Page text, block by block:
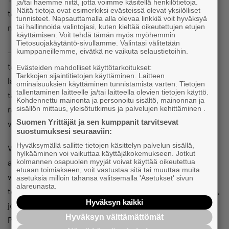
tapauksiin alv-palautusten viivästymisestä ja erilaisista
niihin liittyvistä selvityspyynnöistä.
– Tarkoituksena ei ole pitkittää valvontaa, emmekä halua
tahallaan hankaloittaa yrittäjän elämää. Kyse on
lakisääteisestä arvonlisäverovalvonnasta. Missään
tapauksessa ei ole kyse siitä, että panttaamme yrittäjien
rahoja, ylitarkastaja Ulla Lindstedt Verohallinnon
verotuksen ohjausyksiköstä kertoo.
Verottajan mukaan valvontaa tehdään
arvonlisäveroilmoitusten oikeellisuuden selvittämiseksi ja
veroriskien valvomiseksi. Lindstedtin mukaan yrityksen
tekemä yksittäinen alv-ilmoitus voi valikoitua valvottavaksi,
jolloin Verohallinto lähettää yritykselle selvityspyynnön.
Pyyntöjen laatimiseen ei Lindstedtin mukaan käytetä
ja/tai haemme niitä, jotta voimme käsitellä henkilötietoja.
Näitä tietoja ovat esimerkiksi evästeissä olevat yksilölliset
tunnisteet. Napsauttamalla alla olevaa linkkiä voit hyväksyä
tai hallinnoida valintojasi, kuten kieltää oikeutettujen etujen
käyttämisen. Voit tehdä tämän myös myöhemmin
Tietosuojakäytäntö-sivullamme. Valintasi välitetään
kumppaneillemme, eivätkä ne vaikuta selaustietoihin.
Evästeiden mahdolliset käyttötarkoitukset:
Tarkkojen sijaintitietojen käyttäminen. Laitteen
ominaisuuksien käyttäminen tunnistamista varten. Tietojen
tallentaminen laitteelle ja/tai laitteella olevien tietojen käyttö.
Kohdennettu mainonta ja personoitu sisältö, mainonnan ja
sisällön mittaus, yleisötutkimus ja palvelujen kehittäminen .
Suomen Yrittäjät ja sen kumppanit tarvitsevat
suostumuksesi seuraaviin:
Hyväksymällä sallitte tietojen käsittelyn palvelun sisällä,
hylkääminen voi vaikuttaa käyttäjäkokemukseen. Jotkut
kolmannen osapuolen myyjät voivat käyttää oikeutettua
etuaan toimiakseen, voit vastustaa sitä tai muuttaa muita
asetuksia milloin tahansa valitsemalla 'Asetukset' sivun
alareunasta.
Hyväksyn kaikki
Hyväksyn välttämättömät